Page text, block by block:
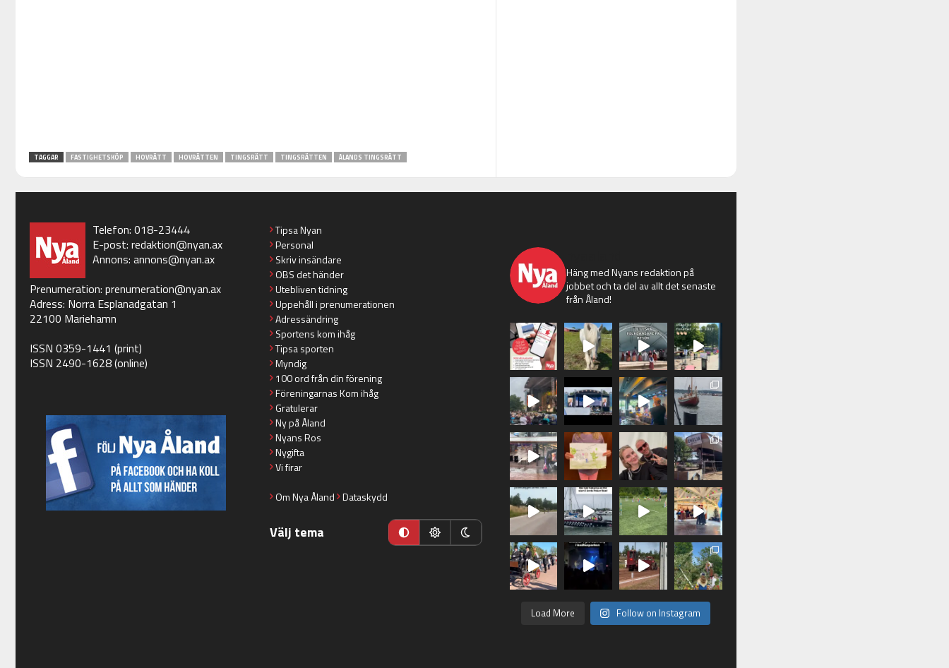
TAGGAR FASTIGHETSKÖP HOVRÄTT HOVRÄTTEN TINGSRÄTT TINGSRÄTTEN ÅLANDS TINGSRÄTT
Telefon: 018-23444
E-post: redaktion@nyan.ax
Annons: annons@nyan.ax
Prenumeration: prenumeration@nyan.ax
Adress: Norra Esplanadgatan 1
22100 Mariehamn
ISSN 0359-1441 (print)
ISSN 2490-1628 (online)
Tipsa Nyan
Personal
Skriv insändare
OBS det händer
Utebliven tidning
Uppehåll i prenumerationen
Adressändring
Sportens kom ihåg
Tipsa sporten
Myndig
100 ord från din förening
Föreningarnas Kom ihåg
Gratulerar
Ny på Åland
Nyans Ros
Nygifta
Vi firar
Om Nya Åland Dataskydd
Välj tema
Häng med Nyans redaktion på
jobbet och ta del av allt det senaste
från Åland!
Load More Follow on Instagram